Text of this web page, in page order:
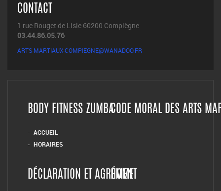
CONTACT
1 rue Rouget de Lisle 60200 Compiègne
03.44.86.05.76
ARTS-MARTIAUX-COMPIEGNE@WANADOO.FR
BODY FITNESS ZUMBA
ACCUEIL
HORAIRES
CODE MORAL DES ARTS
DÉCLARATION ET AGRÉMENT
HOME